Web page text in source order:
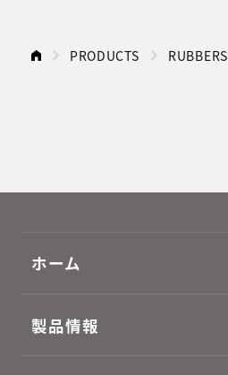
PRODUCTS RUBBERS
ホーム
製品情報